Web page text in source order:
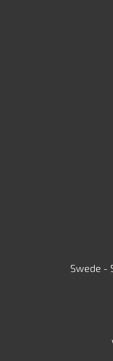
Swede -